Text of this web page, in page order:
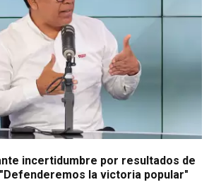
incertidumbre por resultados de
la victoria popular"